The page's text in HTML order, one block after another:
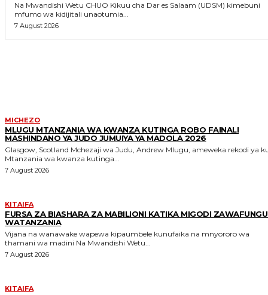
Na Mwandishi Wetu CHUO Kikuu cha Dar es Salaam (UDSM) kimebuni
mfumo wa kidijitali unaotumia...
7 August 2026
MICHEZO
MLUGU MTANZANIA WA KWANZA KUTINGA ROBO FAINALI
MASHINDANO YA JUDO JUMUIYA YA MADOLA 2026
Glasgow, Scotland Mchezaji wa Judu, Andrew Mlugu, ameweka rekodi ya kuwa
Mtanzania wa kwanza kutinga...
7 August 2026
KITAIFA
FURSA ZA BIASHARA ZA MABILIONI KATIKA MIGODI
WATANZANIA
Vijana na wanawake wapewa kipaumbele kunufaika na mnyororo wa
thamani wa madini Na Mwandishi Wetu...
7 August 2026
KITAIFA